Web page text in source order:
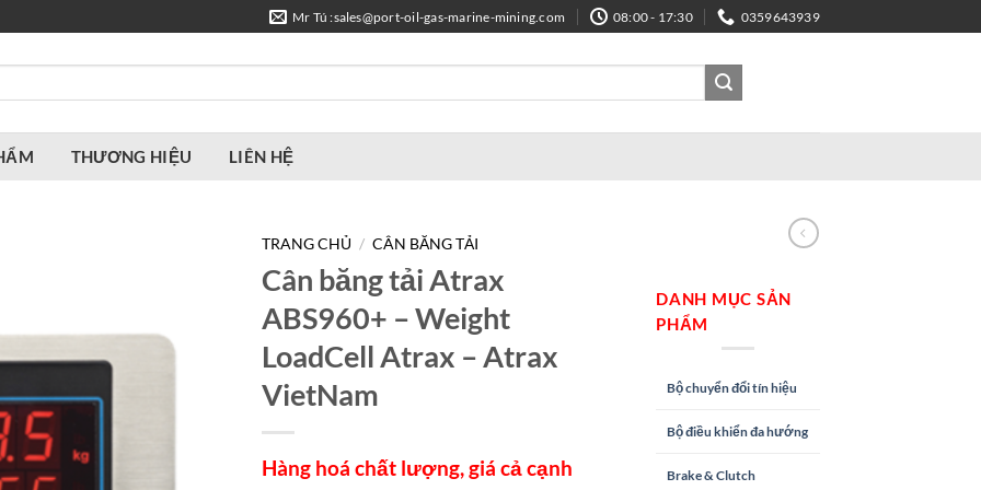
Mr Tú :sales@port-oil-gas-marine-mining.com 08:00 - 17:30 0359643939
THƯƠNG HIỆU LIÊN HỆ
TRANG CHỦ / CÂN BĂNG TẢI
Cân băng tải Atrax
ABS960+ – Weight
LoadCell Atrax – Atrax
VietNam
Hàng hoá chất lượng, giá cả cạnh
DANH MỤC SẢN
PHẨM
Bộ chuyển đổi tín hiệu
Bộ điều khiển đa hướng
Brake & Clutch